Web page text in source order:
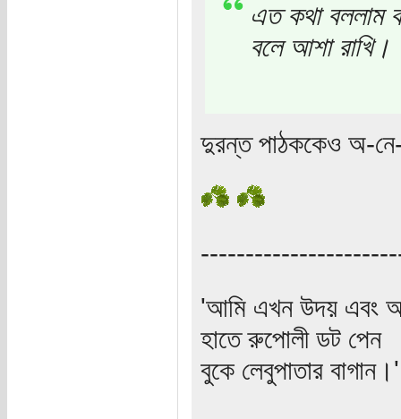
এত কথা বললাম
বলে আশা রাখি।
দুরন্ত পাঠককেও অ-
'আমি এখন উদয় এবং
হাতে রুপোলী ডট পেন
বুকে লেবুপাতার